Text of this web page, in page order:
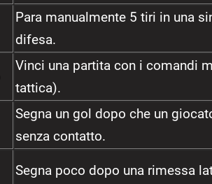
Para manualmente 5 tiri in una
difesa.
Vinci una partita con i comandi
tattica).
Segna un gol dopo che un
senza contatto.
Segna poco dopo una rimessa